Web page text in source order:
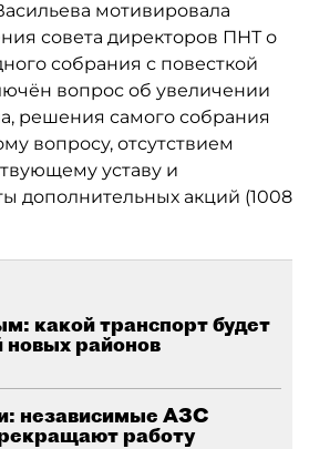
мотивировала
совета директоров ПНТ о
собрания с повесткой
вопрос об увеличении
решения самого собрания
вопросу, отсутствием
уставу и
дополнительных акций (1008
какой транспорт будет
новых районов
независимые АЗС
работу